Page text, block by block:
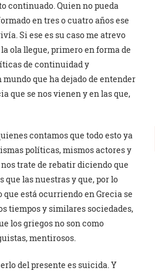
continuado. Quien no pueda
en tres o cuatro años ese
Si ese es su caso me atrevo
ola llegue, primero en forma de
de continuidad y
que ha dejado de entender
que se nos vienen y en las que,
contamos que todo esto ya
políticas, mismos actores y
trate de rebatir diciendo que
que las nuestras y que, por lo
está ocurriendo en Grecia se
tiempos y similares sociedades,
los griegos no son como
mentirosos.
del presente es suicida. Y